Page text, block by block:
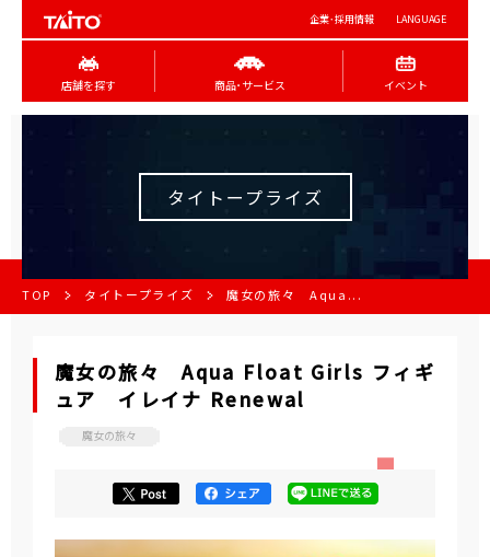
企業･採用情報 LANGUAGE
店舗を探す 商品･サービス イベント
タイトープライズ
TOP タイトープライズ 魔女の旅々 Aqua...
魔女の旅々 Aqua Float Girls フィギ
ュア イレイナ Renewal
魔女の旅々